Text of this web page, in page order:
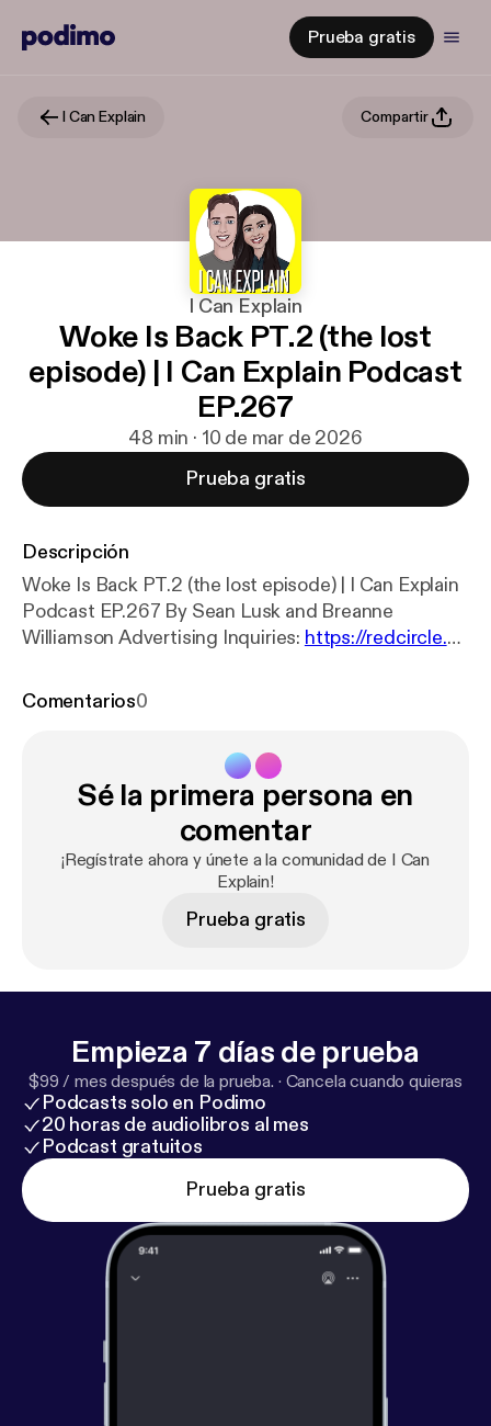
Prueba gratis
I Can Explain Compartir
I Can Explain
Woke Is Back PT.2 (the lost
episode) | I Can Explain Podcast
EP.267
48 min · 10 de mar de 2026
Prueba gratis
Descripción
Woke Is Back PT.2 (the lost episode) | I Can Explain
Podcast EP.267 By Sean Lusk and Breanne
Williamson Advertising Inquiries: https://redcircle.co
Opt-Out:
https://redcircle.com/privacy
Comentarios0
Sé la primera persona en
comentar
¡Regístrate ahora y únete a la comunidad de I Can
Explain!
Prueba gratis
Empieza 7 días de prueba
$99 / mes después de la prueba. · Cancela cuando quieras
Podcasts solo en Podimo
20 horas de audiolibros al mes
Podcast gratuitos
Prueba gratis